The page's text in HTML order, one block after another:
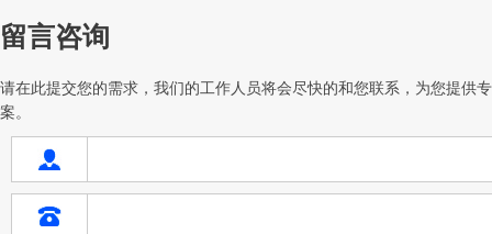
留言咨询
请在此提交您的需求，我们的工作人员将会尽快的和您联系，为您提供
案。